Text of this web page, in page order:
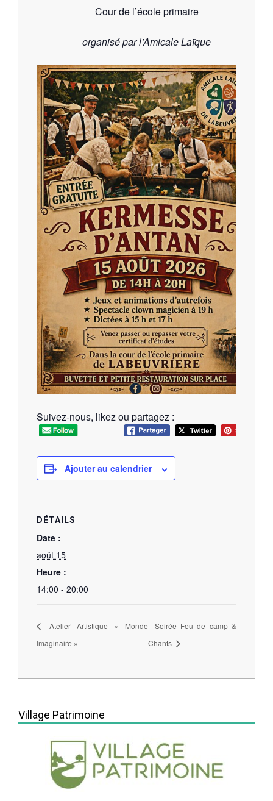
Cour de l’école primaire
organisé par l’Amicale Laïque
Suivez-nous, likez ou partagez :
Ajouter au calendrier
DÉTAILS
Date :
août 15
Heure :
14:00 - 20:00
Atelier Artistique « Monde
Imaginaire »
Soirée Feu de camp &
Chants
2026-
03
Village Patrimoine